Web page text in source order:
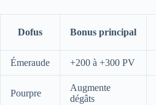
Dofus Bonus principal
Émeraude +200 à +300 PV
Pourpre
Augmente
dégâts